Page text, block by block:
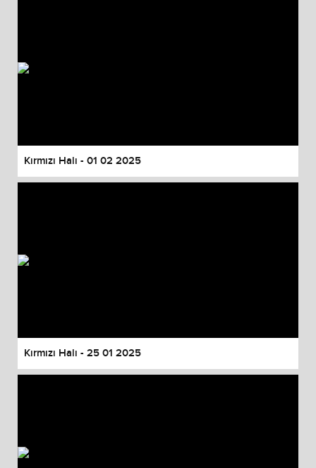
Kırmızı Halı - 01 02 2025
Kırmızı Halı - 25 01 2025